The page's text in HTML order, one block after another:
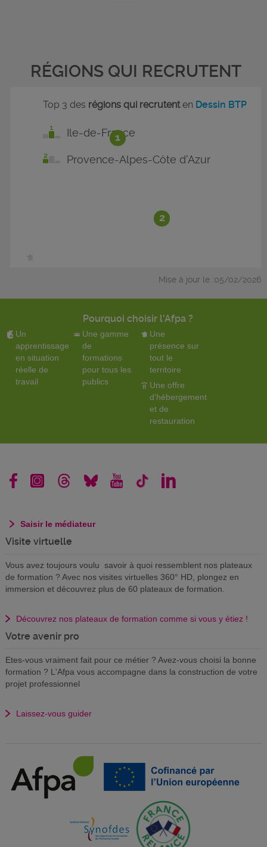
RÉGIONS QUI RECRUTENT
1
2
Top 3 des régions qui recrutenten Dessin BTP
Ile-de-France
Provence-Alpes-Côte d'Azur
Mise à jour le :05/02/2026
Pourquoi choisir l'Afpa ?
Un
apprentissage
en situation
réelle de
travail
Une gamme
de
formations
pour tous les
publics
Une
présence sur
tout le
territoire
Une offre
d'hébergement
et de
restauration
Saisir le médiateur
Visite virtuelle
Vous avez toujours voulu savoir à quoi ressemblent nos plateaux
de formation ? Avec nos visites virtuelles 360° HD, plongez en
immersion et découvrez plus de 60 plateaux de formation.
Découvrez nos plateaux de formation comme si vous y étiez !
Votre avenir pro
Etes-vous vraiment fait pour ce métier ? Avez-vous choisi la bonne
formation ? L'Afpa vous accompagne dans la construction de votre
projet professionnel
Laissez-vous guider